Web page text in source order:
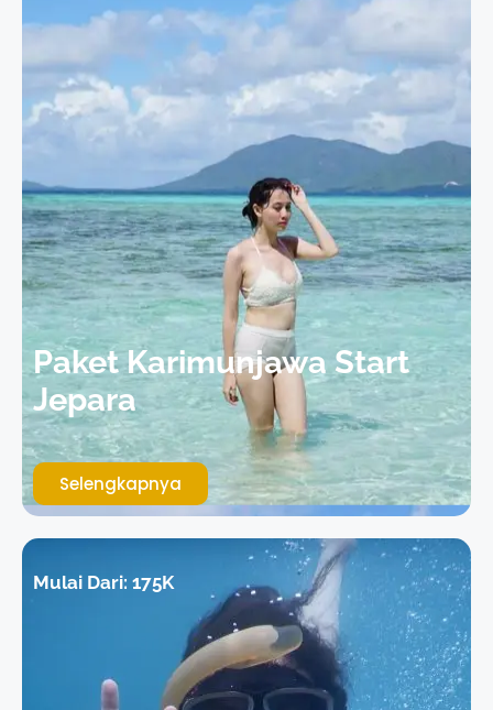
Paket Karimunjawa Start
Jepara
Selengkapnya
Mulai Dari: 175K